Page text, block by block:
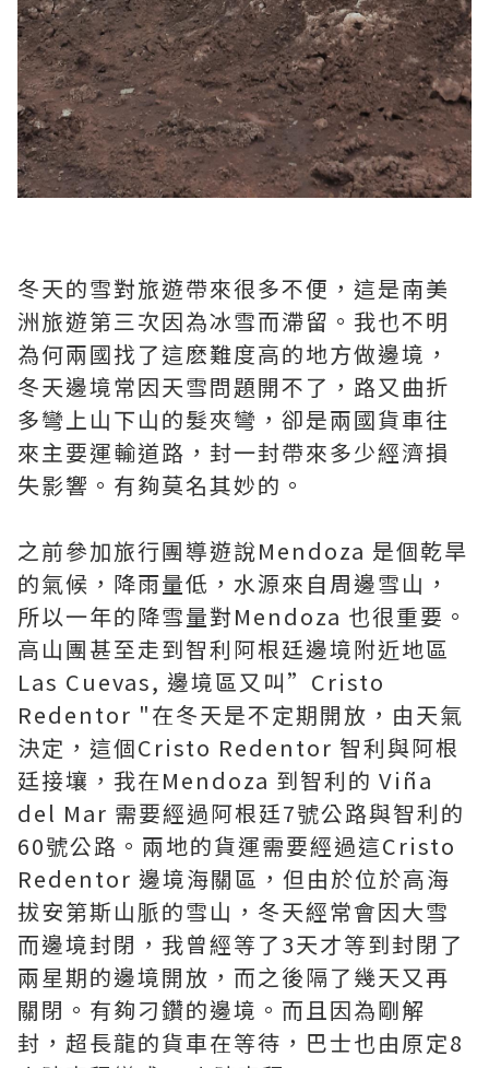
冬天的雪對旅遊帶來很多不便，這是南美
洲旅遊第三次因為冰雪而滯留。我也不明
為何兩國找了這麽難度高的地方做邊境，
冬天邊境常因天雪問題開不了，路又曲折
多彎上山下山的髮夾彎，卻是兩國貨車往
來主要運輸道路，封一封帶來多少經濟損
失影響。有夠莫名其妙的。
之前參加旅行團導遊說Mendoza 是個乾旱
的氣候，降雨量低，水源來自周邊雪山，
所以一年的降雪量對Mendoza 也很重要。
高山團甚至走到智利阿根廷邊境附近地區
Las Cuevas, 邊境區又叫”Cristo
Redentor "在冬天是不定期開放，由天氣
決定，這個Cristo Redentor 智利與阿根
廷接壤，我在Mendoza 到智利的 Viña
del Mar 需要經過阿根廷7號公路與智利的
60號公路。兩地的貨運需要經過這Cristo
Redentor 邊境海關區，但由於位於高海
拔安第斯山脈的雪山，冬天經常會因大雪
而邊境封閉，我曾經等了3天才等到封閉了
兩星期的邊境開放，而之後隔了幾天又再
關閉。有夠刁鑽的邊境。而且因為剛解
封，超長龍的貨車在等待，巴士也由原定8